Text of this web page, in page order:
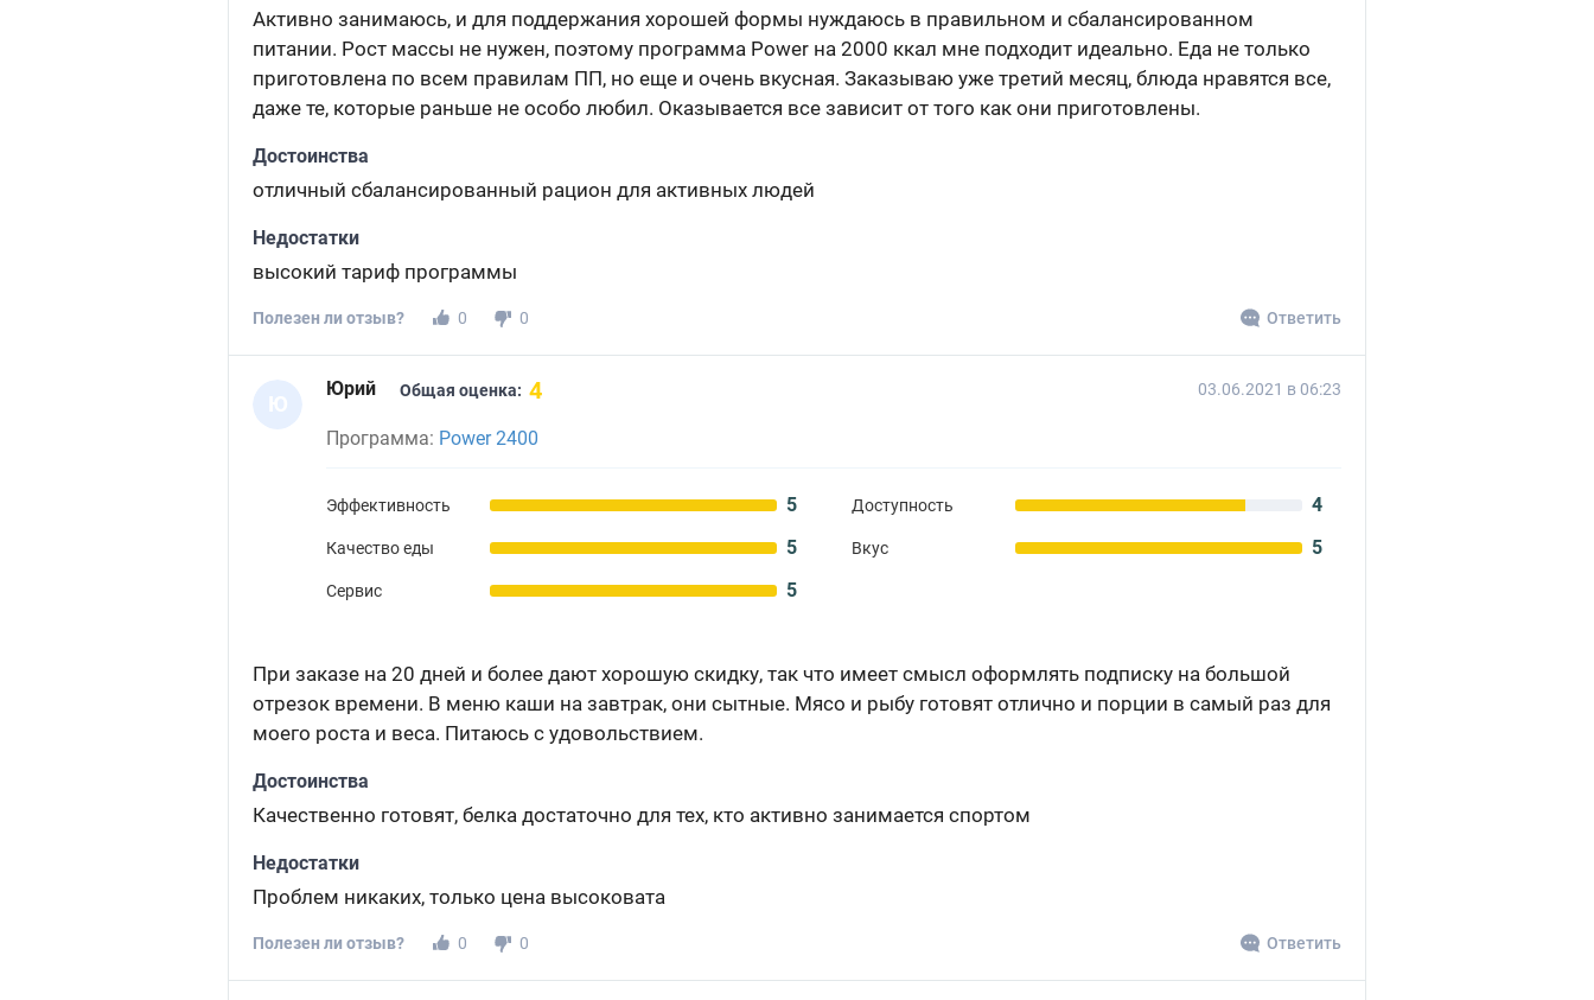
Активно занимаюсь, и для поддержания хорошей формы нуждаюсь в правильном и сбалансированном
питании. Рост массы не нужен, поэтому программа Power на 2000 ккал мне подходит идеально. Еда не только
приготовлена по всем правилам ПП, но еще и очень вкусная. Заказываю уже третий месяц, блюда нравятся все,
даже те, которые раньше не особо любил. Оказывается все зависит от того как они приготовлены.
Достоинства
отличный сбалансированный рацион для активных людей
Недостатки
высокий тариф программы
Полезен ли отзыв? 0 0 Ответить
Ю
Юрий Общая оценка: 4 03.06.2021 в 06:23
Программа: Power 2400
Эффективность 5 Доступность 4
Качество еды 5 Вкус 5
Сервис 5
При заказе на 20 дней и более дают хорошую скидку, так что имеет смысл оформлять подписку на большой
отрезок времени. В меню каши на завтрак, они сытные. Мясо и рыбу готовят отлично и порции в самый раз для
моего роста и веса. Питаюсь с удовольствием.
Достоинства
Качественно готовят, белка достаточно для тех, кто активно занимается спортом
Недостатки
Проблем никаких, только цена высоковата
Полезен ли отзыв? 0 0 Ответить